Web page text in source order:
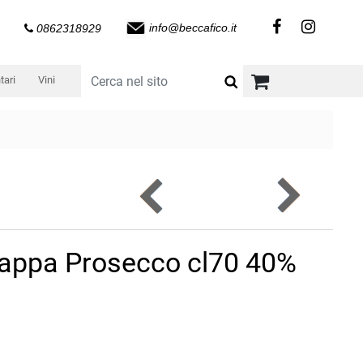
0862318929 info@beccafico.it
Vini
Prosecco cl70 40%